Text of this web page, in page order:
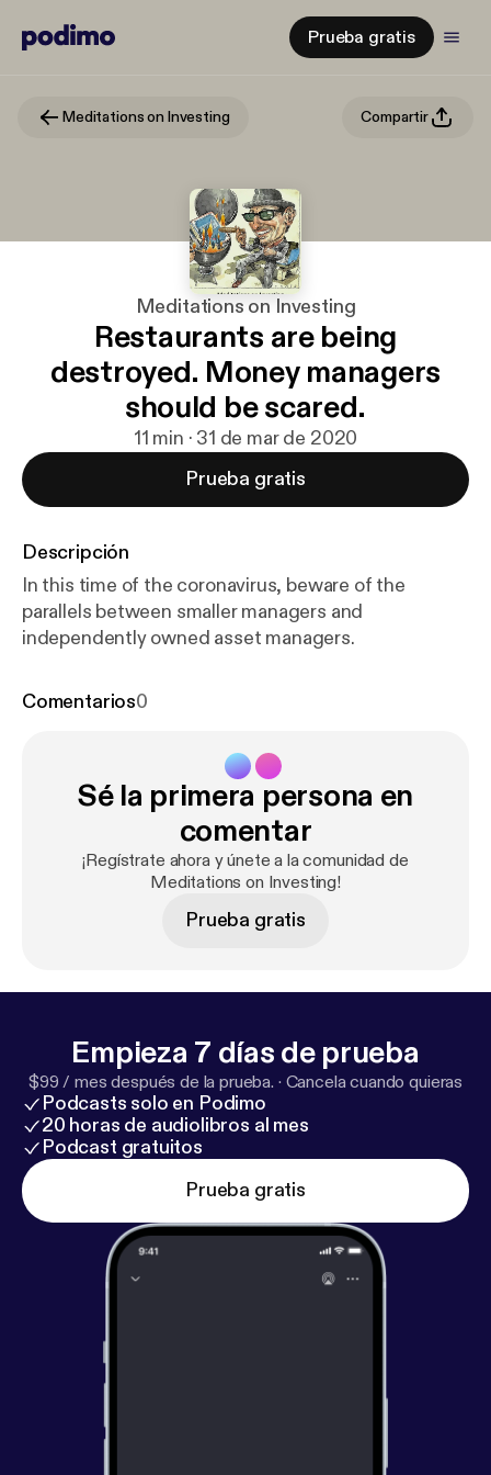
Prueba gratis
Meditations on Investing Compartir
Meditations on Investing
Restaurants are being
destroyed. Money managers
should be scared.
11 min · 31 de mar de 2020
Prueba gratis
Descripción
In this time of the coronavirus, beware of the
parallels between smaller managers and
independently owned asset managers.
Comentarios0
Sé la primera persona en
comentar
¡Regístrate ahora y únete a la comunidad de
Meditations on Investing!
Prueba gratis
Empieza 7 días de prueba
$99 / mes después de la prueba. · Cancela cuando quieras
Podcasts solo en Podimo
20 horas de audiolibros al mes
Podcast gratuitos
Prueba gratis